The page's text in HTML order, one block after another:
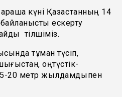
күні Қазақстанның 14
ескерту
тілшіміз.
тұман түсіп,
оңтүстік-
20 метр жылдамдықпен